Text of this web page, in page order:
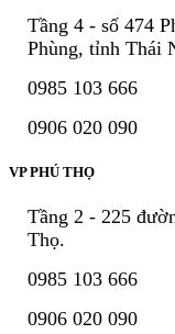
Tầng 4 - số 474
Phùng, tỉnh Thái
0985 103 666
0906 020 090
VP PHÚ THỌ
Tầng 2 - 225
Thọ.
0985 103 666
0906 020 090